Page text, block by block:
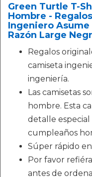
Green Turtle T-
Hombre -
Ingeniero Asume
Razón Large
Regalos
camiseta
ingeniería.
Las camisetas
hombre. Esta
detalle
cumpleaños
Súper rápido
Por favor
antes de